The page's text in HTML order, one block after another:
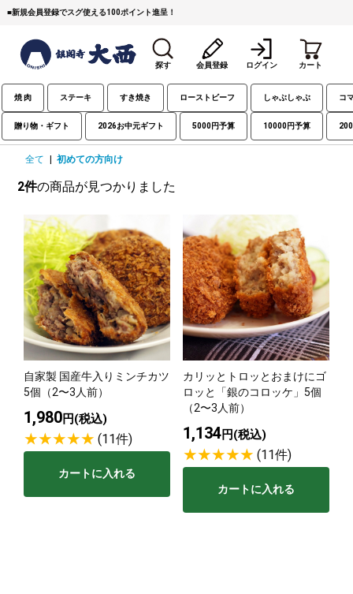
■新規会員登録でスグ使える100ポイント進呈！
探す
すき焼き ステーキ
しゃぶしゃぶ コマ切れミンチ ローストビーフ
焼豚など（豚肉の加工
品）
牛丼など（牛肉の加工
品）
カレー・コロッケ・ハン
バーグ
タレ類 村沢牛 京丹波平井牛
サステナブル・和牛
（熟）
贈り物・ギフト
会員登録 ログイン カート
焼 肉 ステーキ すき焼き ローストビーフ しゃぶしゃぶ コ
贈り物・ギフト 2026お中元ギフト 5000円予算 10000円予算
全て | 初めての方向け
2件の商品が見つかりました
自家製 国産牛入りミンチカツ
5個（2〜3人前）
1,980円(税込)
(11件)
カートに入れる
カリッとトロッとおまけにゴ
ロッと「銀のコロッケ」5個
（2〜3人前）
1,134円(税込)
(11件)
カートに入れる